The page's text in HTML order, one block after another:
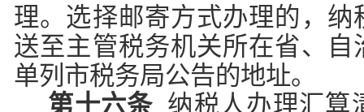
理。选择邮寄方式办理的，纳
送至主管税务机关所在省、自
单列市税务局公告的地址。
第十六条 纳税人办理汇算